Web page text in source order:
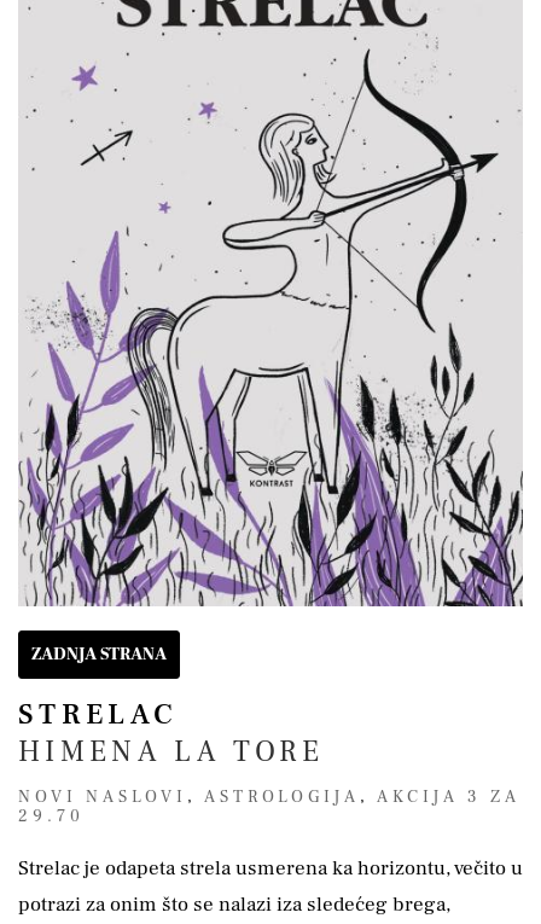
ZADNJA STRANA
STRELAC
HIMENA LA TORE
NOVI NASLOVI , ASTROLOGIJA , AKCIJA 3 ZA
29.70
Strelac je odapeta strela usmerena ka horizontu, večito u
potrazi za onim što se nalazi iza sledećeg brega,